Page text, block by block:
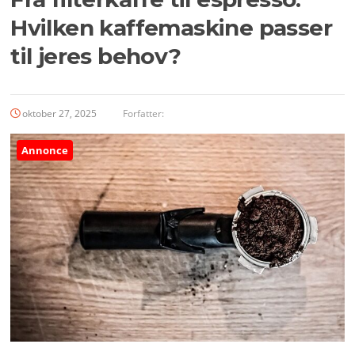
Hvilken kaffemaskine passer
til jeres behov?
oktober 27, 2025 Forfatter:
Annonce